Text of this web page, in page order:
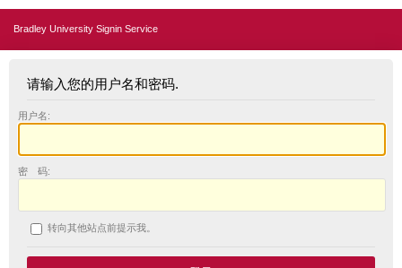
Bradley University Signin Service
请输入您的用户名和密码.
用户名:
密 码:
转向其他站点前提示我。